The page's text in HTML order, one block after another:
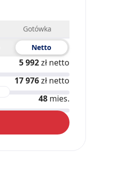
Gotówka
Netto
5 992zł netto
17 976zł netto
48 mies.